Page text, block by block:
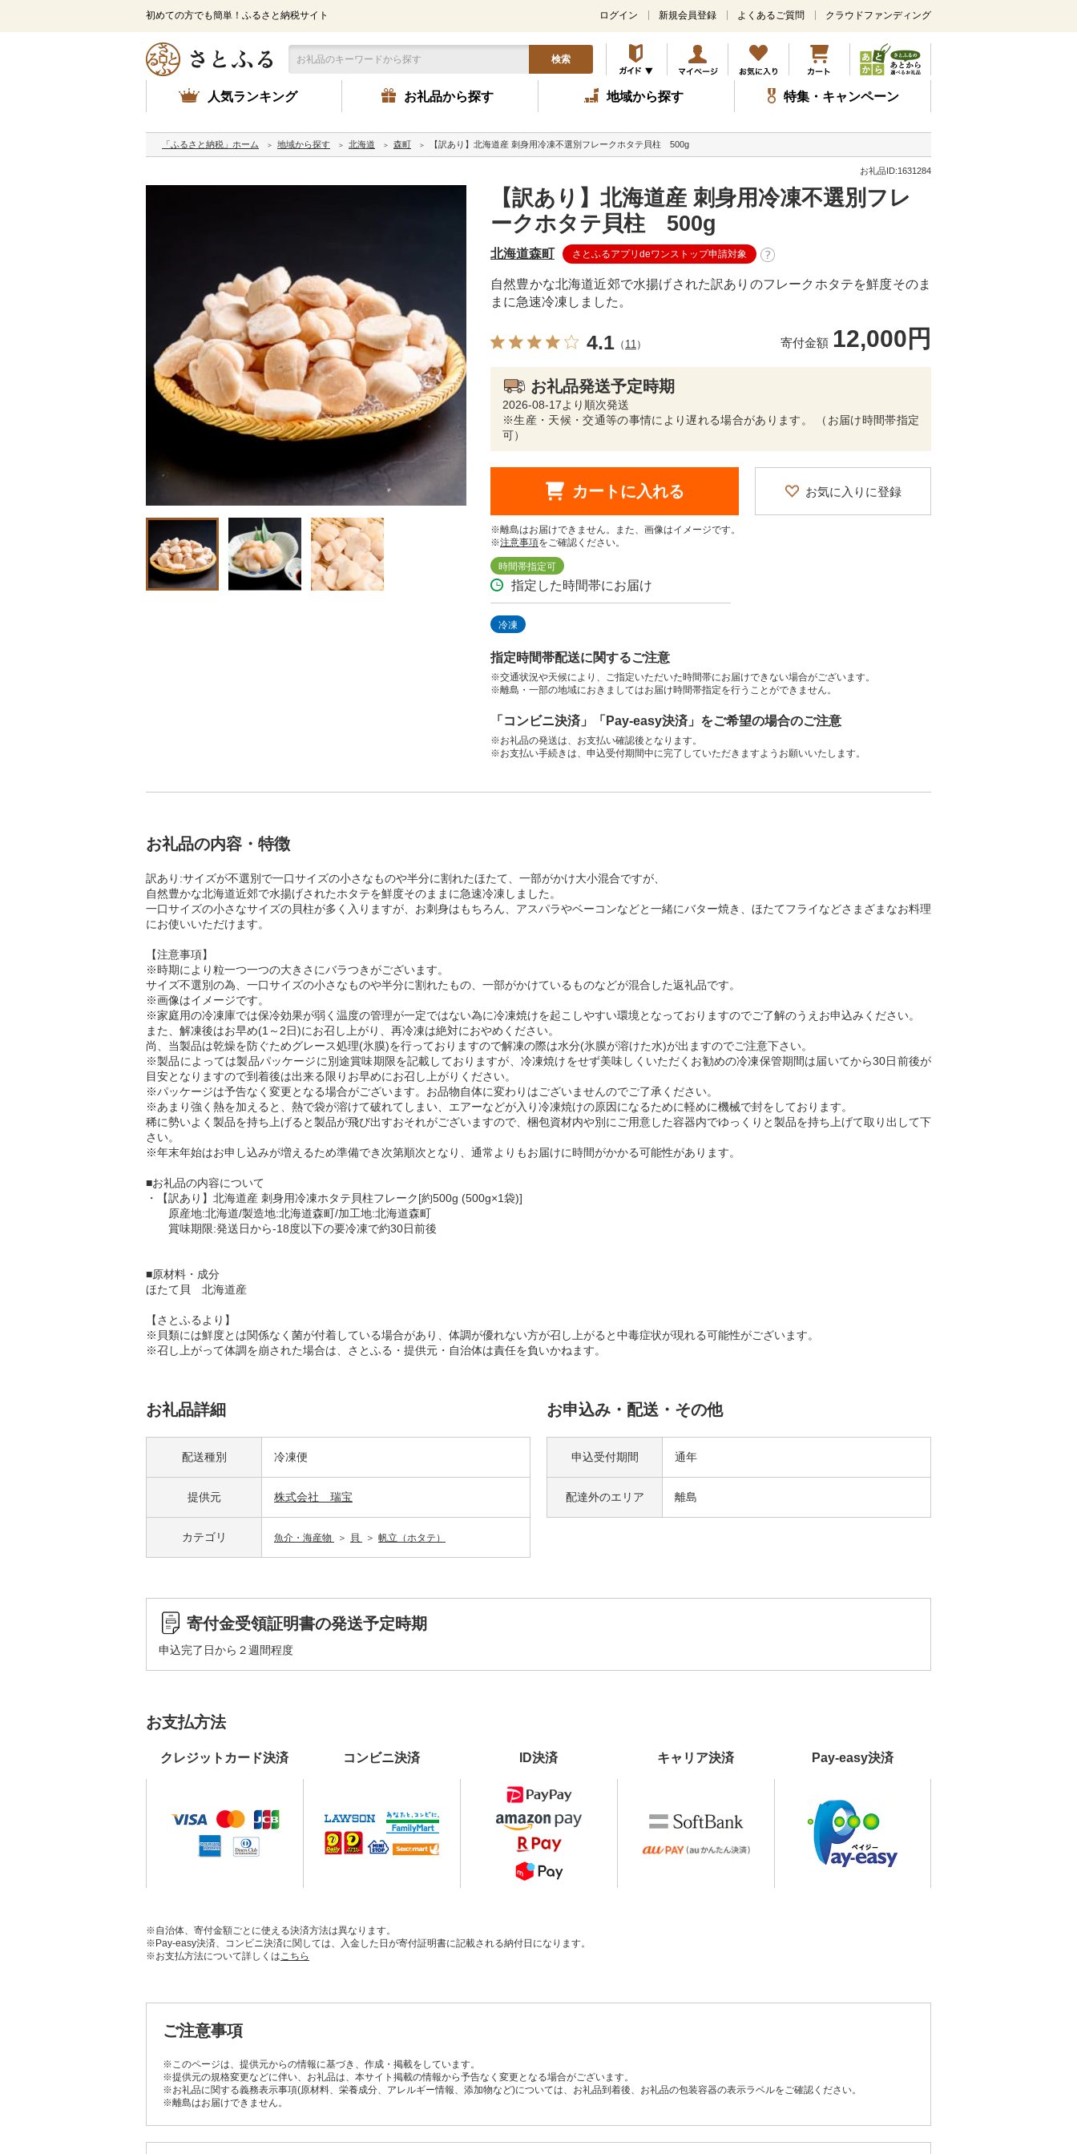
初めての方でも簡単！ふるさと納税サイト
メ
ン
コ
ン
テ
ツ
ッ
ログイン 新規会員登録 よくあるご質問 クラウドファンディング
検索
人気ランキング お礼品から探す 地域から探す 特集・キャンペーン
「ふるさと納税」ホーム 地域から探す 北海道 森町 【訳あり】北海道産 刺身用冷凍不選別フレークホタテ貝柱 500g
お礼品ID:1631284
【訳あり】北海道産 刺身用冷凍不選別フレ
ークホタテ貝柱 500g
北海道森町 さとふるアプリdeワンストップ申請対象
自然豊かな北海道近郊で水揚げされた訳ありのフレークホタテを鮮度そのま
まに急速冷凍しました。
4.1 （ 11） 寄付金額 12,000円
お礼品発送予定時期
2026-08-17より順次発送
※生産・天候・交通等の事情により遅れる場合があります。 （お届け時間帯指定
可）
カートに入れる お気に入りに登録
※離島はお届けできません。また、画像はイメージです。
※注意事項をご確認ください。
時間帯指定可
指定した時間帯にお届け
冷凍
指定時間帯配送に関するご注意
※交通状況や天候により、ご指定いただいた時間帯にお届けできない場合がございます。
※離島・一部の地域におきましてはお届け時間帯指定を行うことができません。
「コンビニ決済」「Pay-easy決済」をご希望の場合のご注意
※お礼品の発送は、お支払い確認後となります。
※お支払い手続きは、申込受付期間中に完了していただきますようお願いいたします。
お礼品の内容・特徴
訳あり:サイズが不選別で一口サイズの小さなものや半分に割れたほたて、一部がかけ大小混合ですが、
自然豊かな北海道近郊で水揚げされたホタテを鮮度そのままに急速冷凍しました。
一口サイズの小さなサイズの貝柱が多く入りますが、お刺身はもちろん、アスパラやベーコンなどと一緒にバター焼き、ほたてフライなどさまざまなお料理
にお使いいただけます。
【注意事項】
※時期により粒一つ一つの大きさにバラつきがございます。
サイズ不選別の為、一口サイズの小さなものや半分に割れたもの、一部がかけているものなどが混合した返礼品です。
※画像はイメージです。
※家庭用の冷凍庫では保冷効果が弱く温度の管理が一定ではない為に冷凍焼けを起こしやすい環境となっておりますのでご了解のうえお申込みください。
また、解凍後はお早め(1～2日)にお召し上がり、再冷凍は絶対におやめください。
尚、当製品は乾燥を防ぐためグレース処理(氷膜)を行っておりますので解凍の際は水分(氷膜が溶けた水)が出ますのでご注意下さい。
※製品によっては製品パッケージに別途賞味期限を記載しておりますが、冷凍焼けをせず美味しくいただくお勧めの冷凍保管期間は届いてから30日前後が
目安となりますので到着後は出来る限りお早めにお召し上がりください。
※パッケージは予告なく変更となる場合がございます。お品物自体に変わりはございませんのでご了承ください。
※あまり強く熱を加えると、熱で袋が溶けて破れてしまい、エアーなどが入り冷凍焼けの原因になるために軽めに機械で封をしております。
稀に勢いよく製品を持ち上げると製品が飛び出すおそれがございますので、梱包資材内や別にご用意した容器内でゆっくりと製品を持ち上げて取り出して下
さい。
※年末年始はお申し込みが増えるため準備でき次第順次となり、通常よりもお届けに時間がかかる可能性があります。
■お礼品の内容について
・【訳あり】北海道産 刺身用冷凍ホタテ貝柱フレーク[約500g (500g×1袋)]
原産地:北海道/製造地:北海道森町/加工地:北海道森町
賞味期限:発送日から-18度以下の要冷凍で約30日前後
■原材料・成分
ほたて貝 北海道産
【さとふるより】
※貝類には鮮度とは関係なく菌が付着している場合があり、体調が優れない方が召し上がると中毒症状が現れる可能性がございます。
※召し上がって体調を崩された場合は、さとふる・提供元・自治体は責任を負いかねます。
お礼品詳細
配送種別 冷凍便
提供元 株式会社 瑞宝
カテゴリ 魚介・海産物 貝 帆立（ホタテ）
お申込み・配送・その他
申込受付期間 通年
配達外のエリア 離島
寄付金受領証明書の発送予定時期
申込完了日から２週間程度
お支払方法
クレジットカード決済 コンビニ決済 ID決済 キャリア決済 Pay-easy決済
※自治体、寄付金額ごとに使える決済方法は異なります。
※Pay-easy決済、コンビニ決済に関しては、入金した日が寄付証明書に記載される納付日になります。
※お支払方法について詳しくはこちら
ご注意事項
※このページは、提供元からの情報に基づき、作成・掲載をしています。
※提供元の規格変更などに伴い、お礼品は、本サイト掲載の情報から予告なく変更となる場合がございます。
※お礼品に関する義務表示事項(原材料、栄養成分、アレルギー情報、添加物など)については、お礼品到着後、お礼品の包装容器の表示ラベルをご確認ください。
※離島はお届けできません。